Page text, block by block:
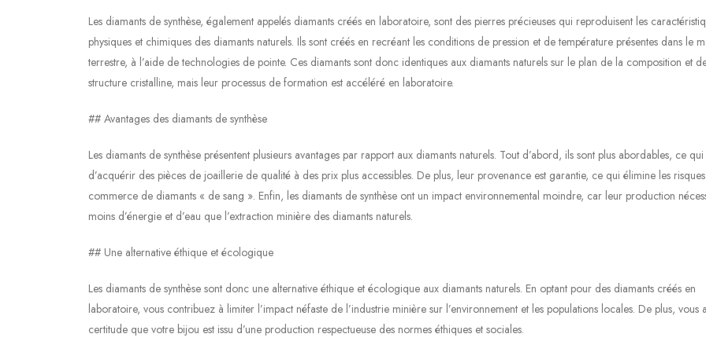
Les diamants de synthèse, également appelés diamants créés en laboratoire, sont des pierres précieuses qui reproduisent les
physiques et chimiques des diamants naturels. Ils sont créés en recréant les conditions de pression et de température présentes dans le
terrestre, à l’aide de technologies de pointe. Ces diamants sont donc identiques aux diamants naturels sur le plan de la composition et
structure cristalline, mais leur processus de formation est accéléré en laboratoire.
## Avantages des diamants de synthèse
Les diamants de synthèse présentent plusieurs avantages par rapport aux diamants naturels. Tout d’abord, ils sont plus abordables, ce
d’acquérir des pièces de joaillerie de qualité à des prix plus accessibles. De plus, leur provenance est garantie, ce qui élimine les
commerce de diamants « de sang ». Enfin, les diamants de synthèse ont un impact environnemental moindre, car leur production
moins d’énergie et d’eau que l’extraction minière des diamants naturels.
## Une alternative éthique et écologique
Les diamants de synthèse sont donc une alternative éthique et écologique aux diamants naturels. En optant pour des diamants créés en
laboratoire, vous contribuez à limiter l’impact néfaste de l’industrie minière sur l’environnement et les populations locales. De plus, vous
certitude que votre bijou est issu d’une production respectueuse des normes éthiques et sociales.